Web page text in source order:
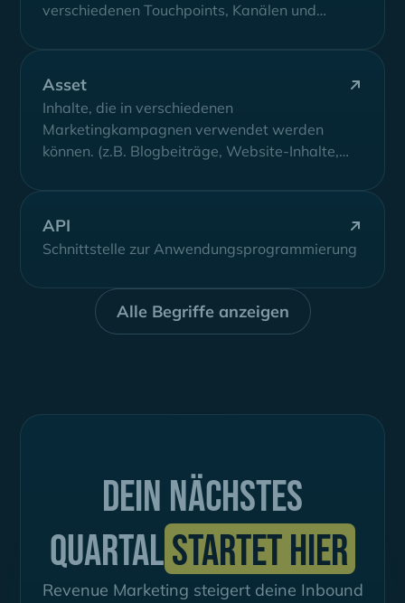
verschiedenen Touchpoints, Kanälen und
antreiben, einen Wert zuzuordnen
Asset
Inhalte, die in verschiedenen
Marketingkampagnen verwendet werden
können. (z.B. Blogbeiträge, Website-Inhalte,
API
Schnittstelle zur Anwendungsprogrammierung
Alle Begriffe anzeigen
Dein nächstes
Quartalstartet hier
Revenue Marketing steigert deine Inbound